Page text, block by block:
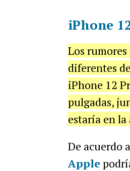
iPhone
Los
diferentes
iPhone 12
pulgadas,
estaría en
De acuerdo
Apple